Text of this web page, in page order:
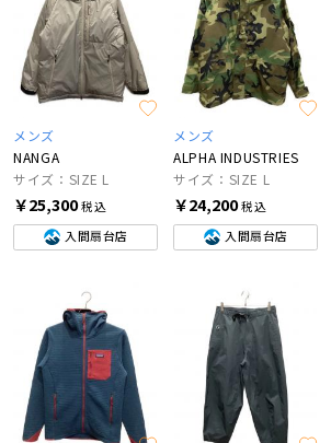
メンズ
NANGA
サイズ：SIZE L
￥25,300税込
入間扇台店
メンズ
ALPHA INDUSTRIES
サイズ：SIZE L
￥24,200税込
入間扇台店